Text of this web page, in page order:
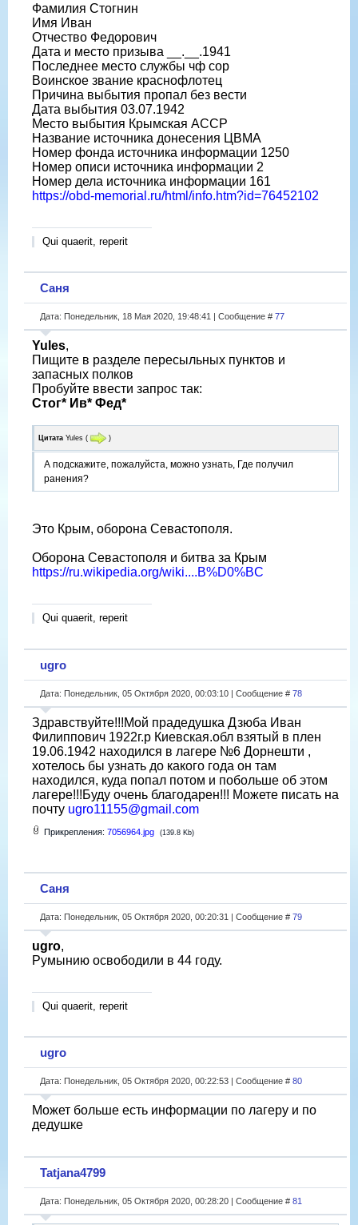
Фамилия Стогнин
Имя Иван
Отчество Федорович
Дата и место призыва __.__.1941
Последнее место службы чф сор
Воинское звание краснофлотец
Причина выбытия пропал без вести
Дата выбытия 03.07.1942
Место выбытия Крымская АССР
Название источника донесения ЦВМА
Номер фонда источника информации 1250
Номер описи источника информации 2
Номер дела источника информации 161
https://obd-memorial.ru/html/info.htm?id=76452102
Qui quaerit, reperit
Саня
Дата: Понедельник, 18 Мая 2020, 19:48:41 | Сообщение # 77
Yules,
Пищите в разделе пересыльных пунктов и
запасных полков
Пробуйте ввести запрос так:
Стог* Ив* Фед*
Цитата Yules ( )
А подскажите, пожалуйста, можно узнать, Где получил
ранения?
Это Крым, оборона Севастополя.
Оборона Севастополя и битва за Крым
https://ru.wikipedia.org/wiki....B%D0%BC
Qui quaerit, reperit
ugro
Дата: Понедельник, 05 Октября 2020, 00:03:10 | Сообщение # 78
Здравствуйте!!!Мой прадедушка Дзюба Иван
Филиппович 1922г.р Киевская.обл взятый в плен
19.06.1942 находился в лагере №6 Дорнешти ,
хотелось бы узнать до какого года он там
находился, куда попал потом и побольше об этом
лагере!!!Буду очень благодарен!!! Можете писать на
почту ugro11155@gmail.com
Прикрепления: 7056964.jpg (139.8 Kb)
Саня
Дата: Понедельник, 05 Октября 2020, 00:20:31 | Сообщение # 79
ugro,
Румынию освободили в 44 году.
Qui quaerit, reperit
ugro
Дата: Понедельник, 05 Октября 2020, 00:22:53 | Сообщение # 80
Может больше есть информации по лагеру и по
дедушке
Tatjana4799
Дата: Понедельник, 05 Октября 2020, 00:28:20 | Сообщение # 81